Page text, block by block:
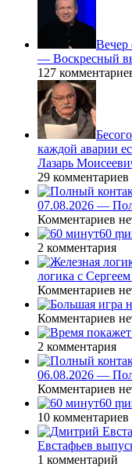
Вечер
— Воскресный
127
каждой аварии
Лазарь
29 комментариев
07.08.2026 —
Комментариев
60
2 комментария
логика с
Комментариев
Комментариев
2 комментария
06.08.2026 —
Комментариев
60
10 комментариев
Евстафьев
1 комментарий